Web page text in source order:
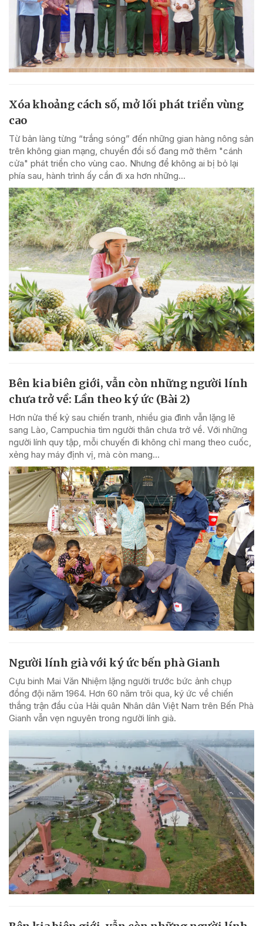
Xóa khoảng cách số, mở lối phát triển vùng
cao
Từ bản làng từng “trắng sóng” đến những gian hàng nông sản
trên không gian mạng, chuyển đổi số đang mở thêm "cánh
cửa" phát triển cho vùng cao. Nhưng để không ai bị bỏ lại
phía sau, hành trình ấy cần đi xa hơn những...
Bên kia biên giới, vẫn còn những người lính
chưa trở về: Lần theo ký ức (Bài 2)
Hơn nửa thế kỷ sau chiến tranh, nhiều gia đình vẫn lặng lẽ
sang Lào, Campuchia tìm người thân chưa trở về. Với những
người lính quy tập, mỗi chuyến đi không chỉ mang theo cuốc,
xẻng hay máy định vị, mà còn mang...
Người lính già với ký ức bến phà Gianh
Cựu binh Mai Văn Nhiệm lặng người trước bức ảnh chụp
đồng đội năm 1964. Hơn 60 năm trôi qua, ký ức về chiến
thắng trận đầu của Hải quân Nhân dân Việt Nam trên Bến Phà
Gianh vẫn vẹn nguyên trong người lính già.